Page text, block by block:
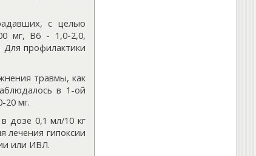
с целью
мг, В6 - 1,0-2,0,
профилактики
травмы, как
в 1-ой
20 мг.
дозе 0,1 мл/10 кг
лечения гипоксии
или ИВЛ.